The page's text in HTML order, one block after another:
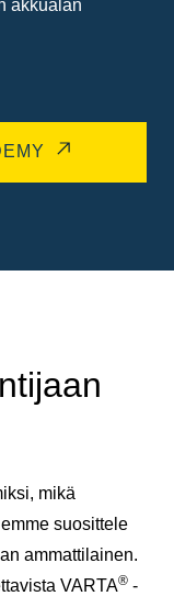
akkualan
mikä
suosittele
ammattilainen.
VARTA® -